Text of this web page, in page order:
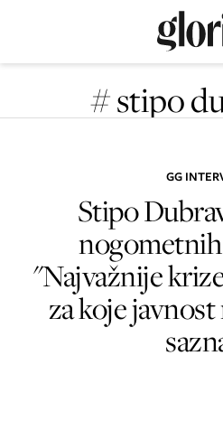
# stipo
GG
Stipo
"Najvažnije
za koje